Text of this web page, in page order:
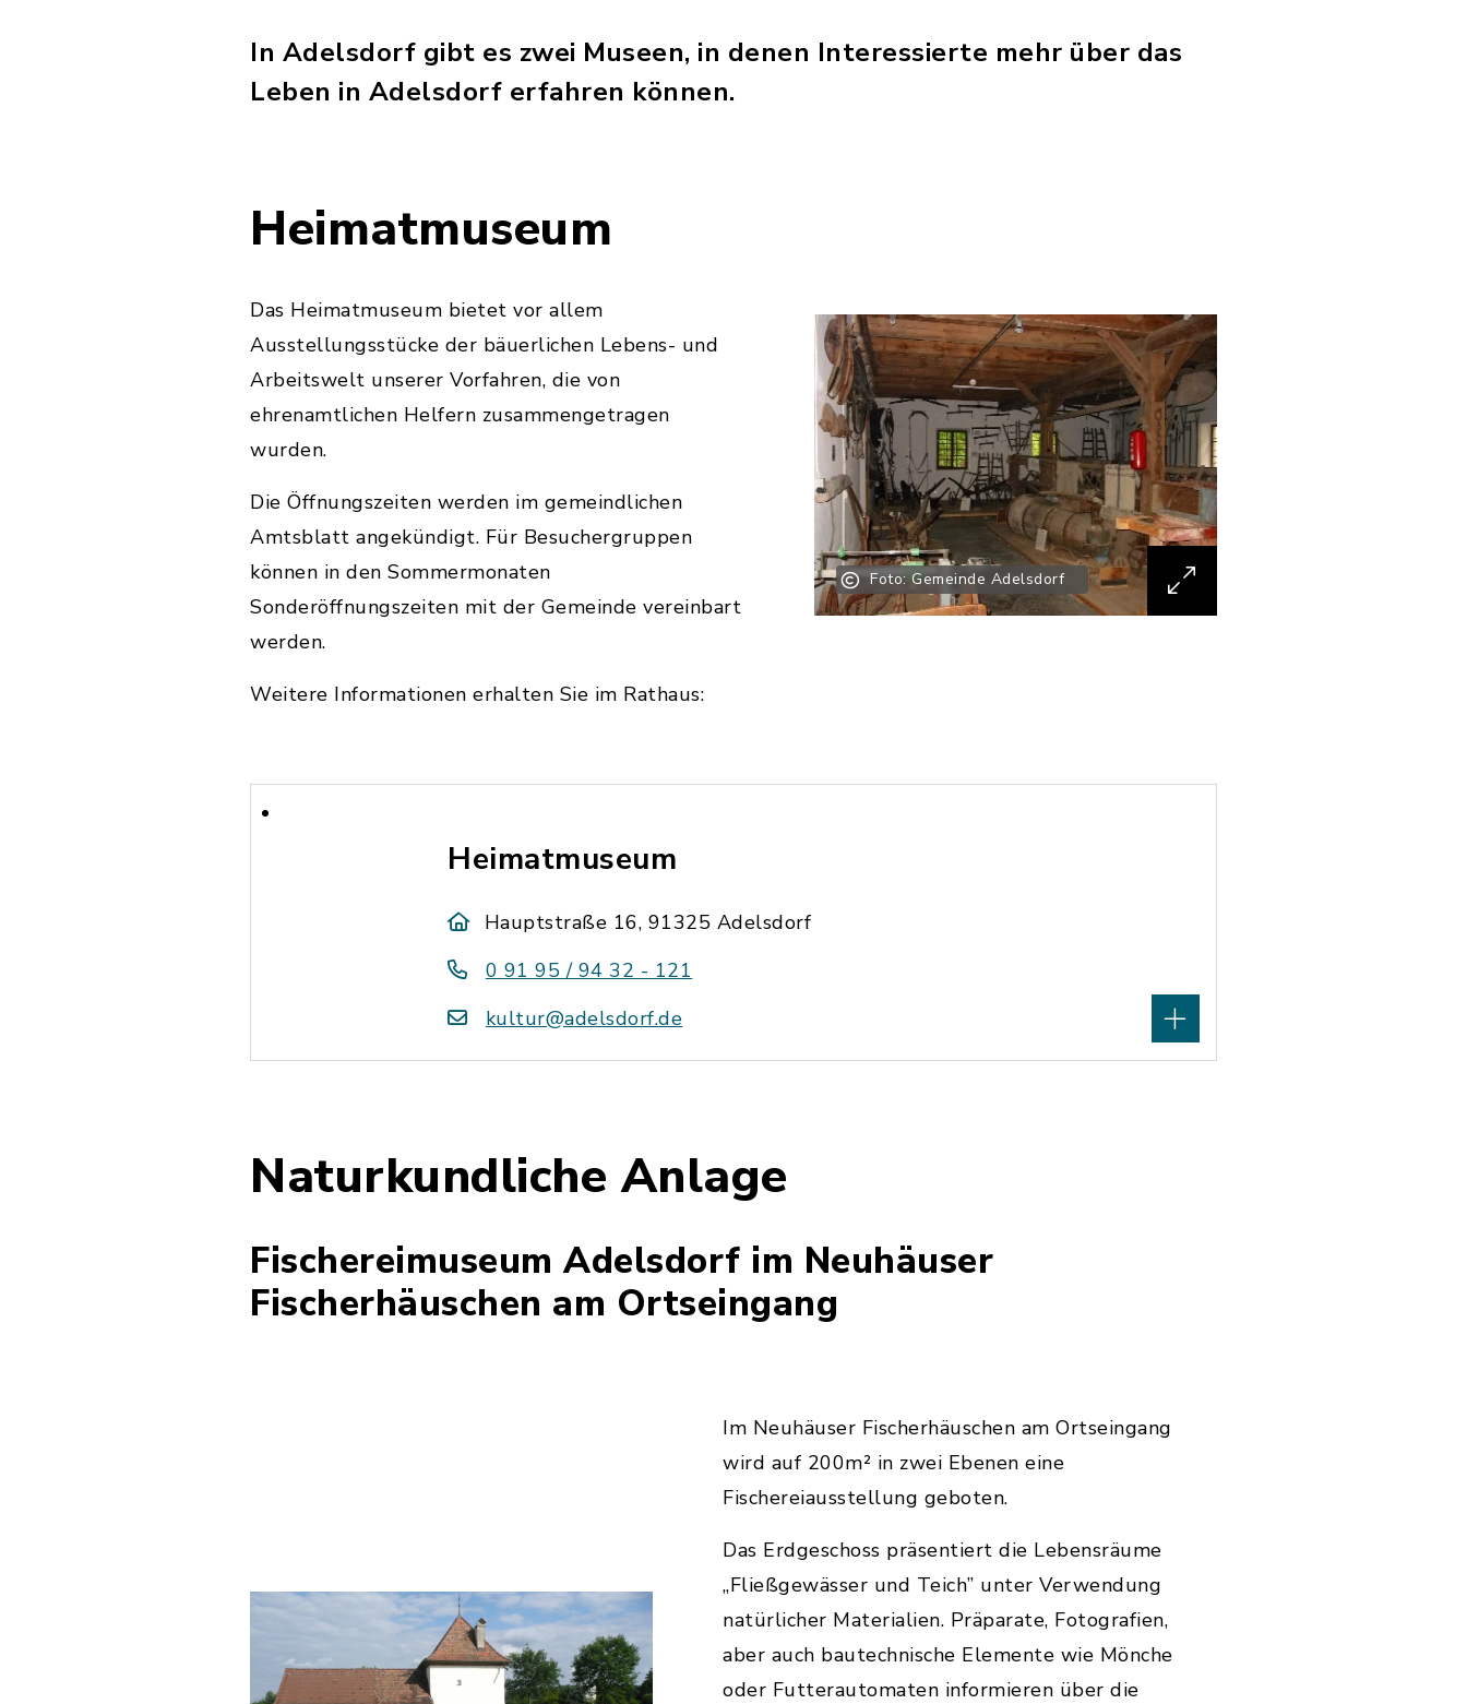
In Adelsdorf gibt es zwei Museen, in denen Interessierte mehr über das
Leben in Adelsdorf erfahren können.
Foto: Gemeinde Adelsdorf
Heimatmuseum
Das Heimatmuseum bietet vor allem
Ausstellungsstücke der bäuerlichen Lebens- und
Arbeitswelt unserer Vorfahren, die von
ehrenamtlichen Helfern zusammengetragen
wurden.
Die Öffnungszeiten werden im gemeindlichen
Amtsblatt angekündigt. Für Besuchergruppen
können in den Sommermonaten
Sonderöffnungszeiten mit der Gemeinde vereinbart
werden.
Weitere Informationen erhalten Sie im Rathaus:
Heimatmuseum
Hauptstraße 16, 91325 Adelsdorf
0 91 95 / 94 32 - 121
kultur@adelsdorf.de
Naturkundliche Anlage
Fischereimuseum Adelsdorf im Neuhäuser
Fischerhäuschen am Ortseingang
Im Neuhäuser Fischerhäuschen am Ortseingang
wird auf 200m² in zwei Ebenen eine
Fischereiausstellung geboten.
Das Erdgeschoss präsentiert die Lebensräume
„Fließgewässer und Teich” unter Verwendung
natürlicher Materialien. Präparate, Fotografien,
aber auch bautechnische Elemente wie Mönche
oder Futterautomaten informieren über die